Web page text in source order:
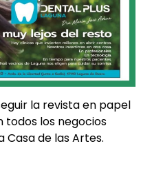
la revista en papel
todos los negocios
de las Artes.